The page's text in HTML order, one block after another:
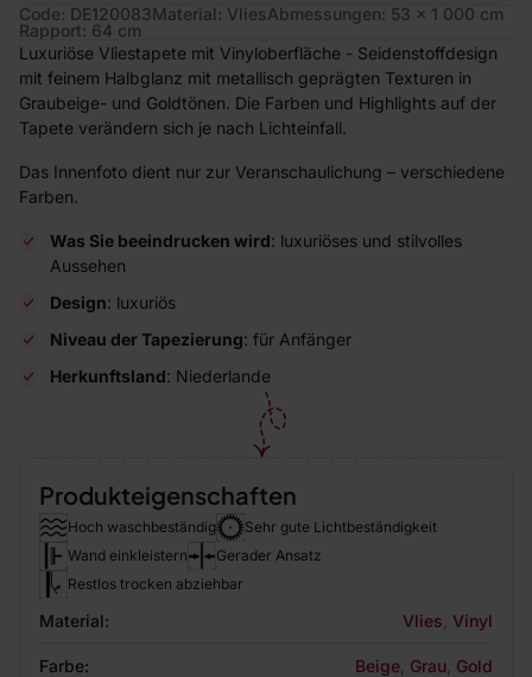
Code: DE120083Material: VliesAbmessungen: 53 x 1 000 cm
Rapport: 64 cm
Luxuriöse Vliestapete mit Vinyloberfläche - Seidenstoffdesign
mit feinem Halbglanz mit metallisch geprägten Texturen in
Graubeige- und Goldtönen. Die Farben und Highlights auf der
Tapete verändern sich je nach Lichteinfall.
Das Innenfoto dient nur zur Veranschaulichung – verschiedene
Farben.
Was Sie beeindrucken wird: luxuriöses und stilvolles
Aussehen
Design: luxuriös
Niveau der Tapezierung: für Anfänger
Herkunftsland: Niederlande
Produkteigenschaften
Hoch waschbeständig
Sehr gute Lichtbeständigkeit
Wand einkleistern
Gerader Ansatz
Restlos trocken abziehbar
Material: Vlies Vinyl
Farbe: Beige Grau Gold